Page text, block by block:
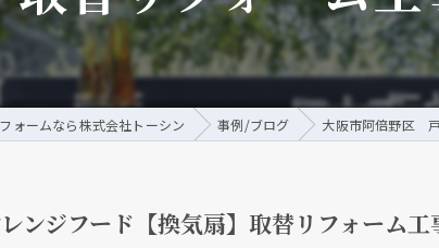
ォームなら株式会社トーシン 事例/ブログ 大阪市阿倍野区
ジフード【換気扇】取替リフォーム工